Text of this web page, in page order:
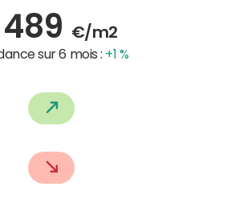
489 €/m2
sur 6 mois : +1 %